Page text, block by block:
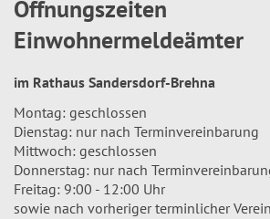
Öffnungszeiten
Einwohnermeldeämter
im Rathaus Sandersdorf-Brehna
Montag: geschlossen
Dienstag: nur nach Terminvereinbarung
Mittwoch: geschlossen
Donnerstag: nur nach
Freitag: 9:00 - 12:00 Uhr
sowie nach vorheriger terminlicher